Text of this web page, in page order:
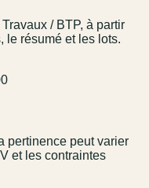
/ BTP, à partir
le résumé et les lots.
pertinence peut varier
et les contraintes